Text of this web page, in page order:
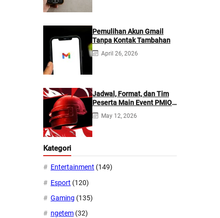
Pemulihan Akun Gmail
Tanpa Kontak Tambahan
April 26, 2026
Jadwal, Format, dan Tim
Peserta Main Event PMIO
2026
May 12, 2026
Kategori
Entertainment (149)
Esport (120)
Gaming (135)
ngetem (32)